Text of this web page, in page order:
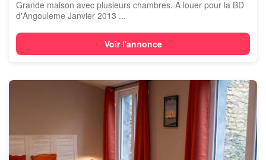
Grande maison avec plusieurs chambres. A louer pour la BD
d'Angouleme Janvier 2013 ...
Voir l'annonce